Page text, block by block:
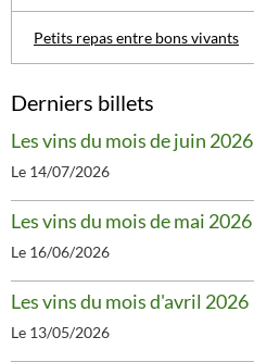
Petits repas entre bons vivants
Derniers billets
Les vins du mois de juin 2026
Le 14/07/2026
Les vins du mois de mai 2026
Le 16/06/2026
Les vins du mois d'avril 2026
Le 13/05/2026